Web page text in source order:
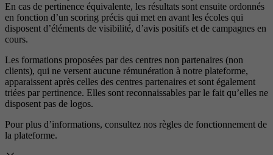
En cas de pertinence équivalente, les résultats sont ensuite ordonnés
en fonction d’un scoring précis qui met en avant les écoles qui
disposent d’éléments de visibilité, d’avis positifs et de campagnes en
cours.
Les formations proposées par des centres non partenaires (non
clients), qui ne versent aucune rémunération à notre plateforme,
apparaissent après celles des centres partenaires et sont également
triées par pertinence. Elles sont reconnaissables par le fait qu’elles ne
disposent pas de logos.
Pour plus d’informations, consultez nos règles de fonctionnement de
la plateforme.